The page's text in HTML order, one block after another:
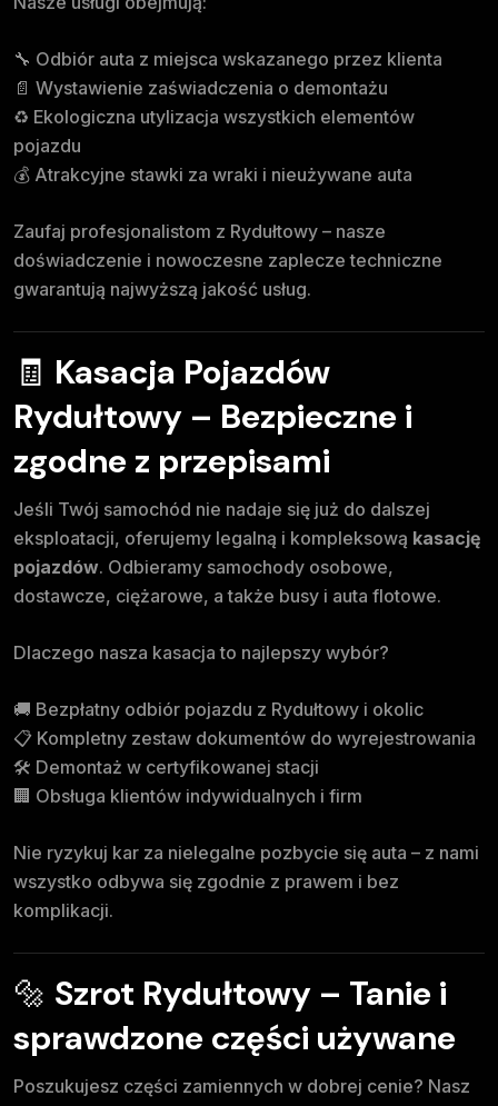
🔧 Odbiór auta z miejsca wskazanego przez klienta
📄 Wystawienie zaświadczenia o demontażu
♻️ Ekologiczna utylizacja wszystkich elementów
pojazdu
💰 Atrakcyjne stawki za wraki i nieużywane auta
Zaufaj profesjonalistom z Rydułtowy – nasze
doświadczenie i nowoczesne zaplecze techniczne
gwarantują najwyższą jakość usług.
🧾 Kasacja Pojazdów
Rydułtowy – Bezpieczne i
zgodne z przepisami
Jeśli Twój samochód nie nadaje się już do dalszej
eksploatacji, oferujemy legalną i kompleksową kasację
pojazdów. Odbieramy samochody osobowe,
dostawcze, ciężarowe, a także busy i auta flotowe.
Dlaczego nasza kasacja to najlepszy wybór?
🚚 Bezpłatny odbiór pojazdu z Rydułtowy i okolic
📋 Kompletny zestaw dokumentów do wyrejestrowania
🛠️ Demontaż w certyfikowanej stacji
🏢 Obsługa klientów indywidualnych i firm
Nie ryzykuj kar za nielegalne pozbycie się auta – z nami
wszystko odbywa się zgodnie z prawem i bez
komplikacji.
🔩 Szrot Rydułtowy – Tanie i
sprawdzone części używane
Poszukujesz części zamiennych w dobrej cenie? Nasz